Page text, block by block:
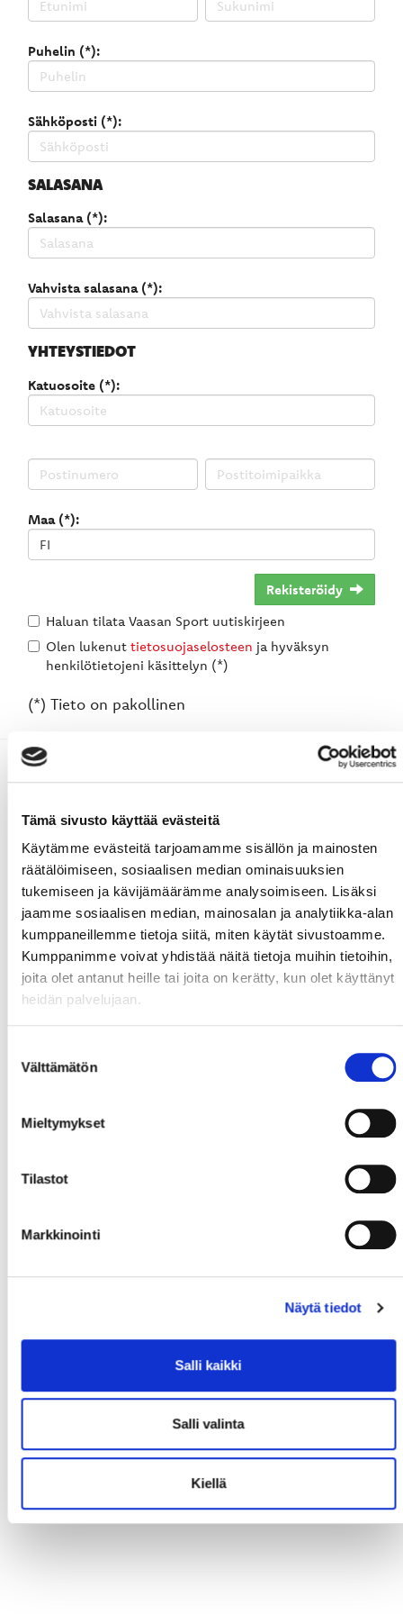
Tämä sivusto käyttää evästeitä
Käytämme evästeitä tarjoamamme sisällön ja mainosten
räätälöimiseen, sosiaalisen median ominaisuuksien
tukemiseen ja kävijämäärämme analysoimiseen. Lisäksi
jaamme sosiaalisen median, mainosalan ja analytiikka-alan
kumppaneillemme tietoja siitä, miten käytät sivustoamme.
Kumppanimme voivat yhdistää näitä tietoja muihin tietoihin,
joita olet antanut heille tai joita on kerätty, kun olet käyttänyt
heidän palvelujaan.
valinta
Välttämätön
Mieltymykset
Tilastot
Markkinointi
Näytä tiedot
Salli kaikki
Salli valinta
Kiellä
Puhelin (*):
Sähköposti (*):
SALASANA
Salasana (*):
Vahvista salasana (*):
YHTEYSTIEDOT
Katuosoite (*):
Maa (*):
Rekisteröidy
Haluan tilata Vaasan Sport uutiskirjeen
Olen lukenut tietosuojaselosteen ja hyväksyn
henkilötietojeni käsittelyn (*)
(*) Tieto on pakollinen